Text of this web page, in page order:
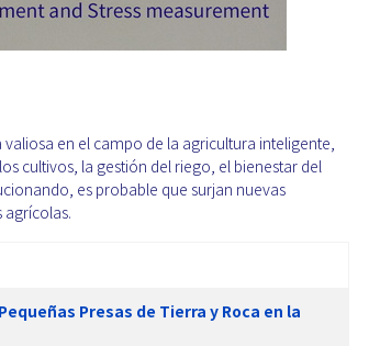
en el campo de la agricultura inteligente,
cultivos, la gestión del riego, el bienestar del
es probable que surjan nuevas
Presas de Tierra y Roca en la